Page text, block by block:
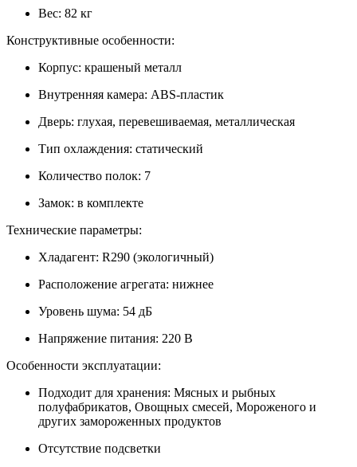
Вес: 82 кг
Конструктивные особенности:
Корпус: крашеный металл
Внутренняя камера: ABS-пластик
Дверь: глухая, перевешиваемая, металлическая
Тип охлаждения: статический
Количество полок: 7
Замок: в комплекте
Технические параметры:
Хладагент: R290 (экологичный)
Расположение агрегата: нижнее
Уровень шума: 54 дБ
Напряжение питания: 220 В
Особенности эксплуатации:
Подходит для хранения: Мясных и рыбных
полуфабрикатов, Овощных смесей, Мороженого и
других замороженных продуктов
Отсутствие подсветки